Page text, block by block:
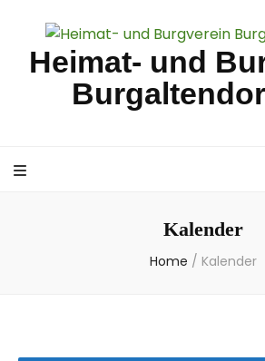
Heimat- und
Kalender
Home / Kalender